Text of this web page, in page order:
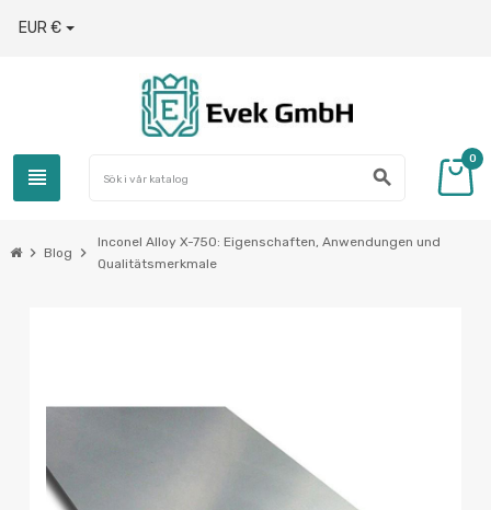
EUR €
view_headline search
0
chevron_right Blog chevron_right
Inconel Alloy X-750: Eigenschaften, Anwendungen und
Qualitätsmerkmale